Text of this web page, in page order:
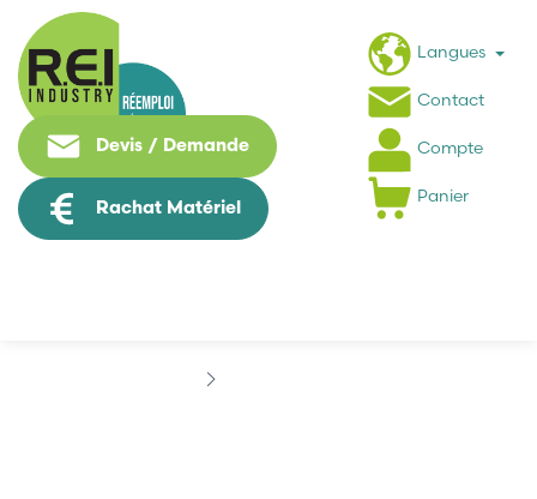
Devis / Demande
Rachat Matériel
Langues
Contact
Compte
Panier